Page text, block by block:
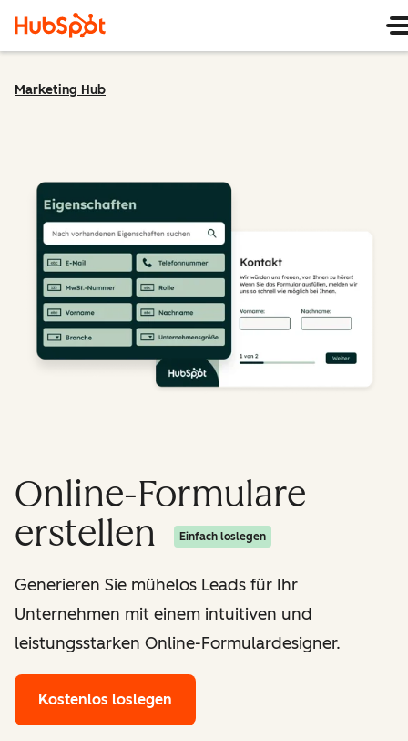
Marketing Hub
Online-Formulare
erstellen
Einfach loslegen
Generieren Sie mühelos Leads für Ihr
Unternehmen mit einem intuitiven und
leistungsstarken Online-Formulardesigner.
Kostenlos loslegen